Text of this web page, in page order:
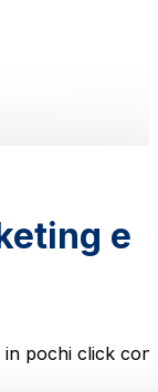
e
pochi click con